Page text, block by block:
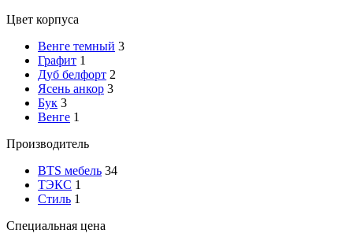
Цвет корпуса
Венге темный 3
Графит 1
Дуб белфорт 2
Ясень анкор 3
Бук 3
Венге 1
Производитель
BTS мебель 34
ТЭКС 1
Стиль 1
Специальная цена